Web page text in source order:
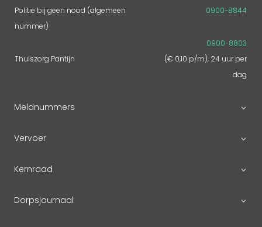
Politie bij geen nood (algemeen
nummer)
0900-8844
Thuiszorg Pantijn
0900-8803
(€ 0,10 p/m), 24 uur per
dag
Meldnummers
Vervoer
Kernraad
Dorpsjournaal